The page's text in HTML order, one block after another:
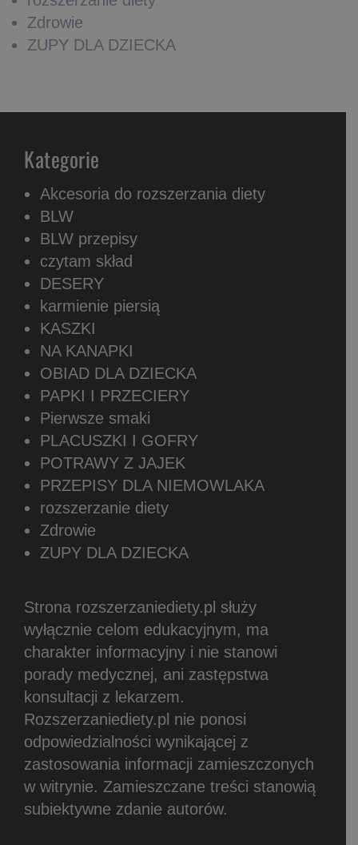
Zdrowie
ZUPY DLA DZIECKA
Kategorie
Akcesoria do rozszerzania diety
BLW
BLW przepisy
czytam skład
DESERY
karmienie piersią
KASZKI
NA KANAPKI
OBIAD DLA DZIECKA
PAPKI I PRZECIERY
Pierwsze smaki
PLACUSZKI I GOFRY
POTRAWY Z JAJEK
PRZEPISY DLA NIEMOWLAKA
rozszerzanie diety
Zdrowie
ZUPY DLA DZIECKA
Strona rozszerzaniediety.pl służy
wyłącznie celom edukacyjnym, ma
charakter informacyjny i nie stanowi
porady medycznej, ani zastępstwa
konsultacji z lekarzem.
Rozszerzaniediety.pl nie ponosi
odpowiedzialności wynikającej z
zastosowania informacji zamieszczonych
w witrynie. Zamieszczane treści stanowią
subiektywne zdanie autorów.